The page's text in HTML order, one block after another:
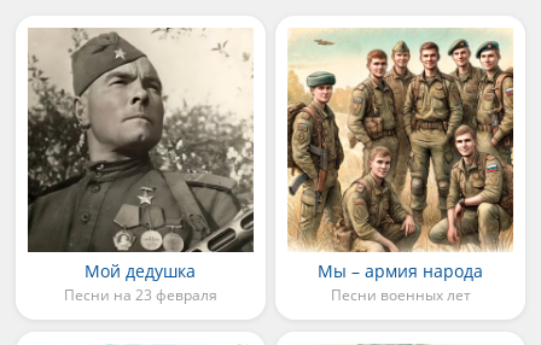
Мой дедушка
Песни на 23 февраля
Мы – армия народа
Песни военных лет